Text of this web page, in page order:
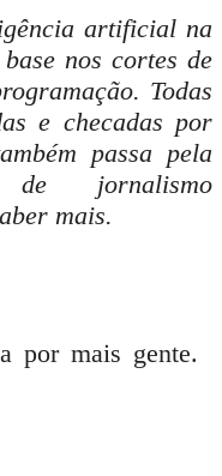
artificial na
nos cortes de
Todas
e checadas por
passa pela
jornalismo
mais.
por mais gente.